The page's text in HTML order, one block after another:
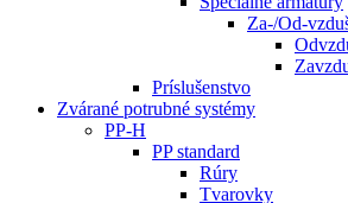
Za-/Od-
Príslušenstvo
Zvárané potrubné systémy
PP-H
PP standard
Rúry
Tvarovky